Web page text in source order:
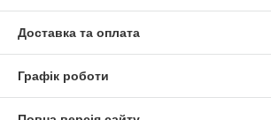
Доставка та оплата
Графік роботи